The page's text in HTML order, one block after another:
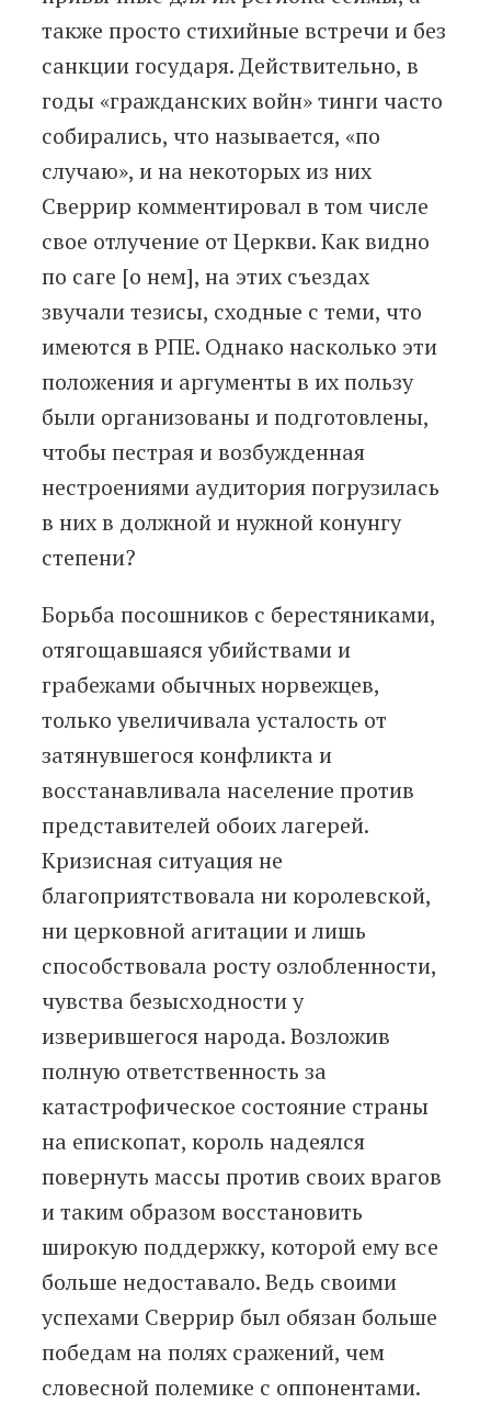
также просто стихийные встречи и без
санкции государя. Действительно, в
годы «гражданских войн» тинги часто
собирались, что называется, «по
случаю», и на некоторых из них
Сверрир комментировал в том числе
свое отлучение от Церкви. Как видно
по саге [о нем], на этих съездах
звучали тезисы, сходные с теми, что
имеются в РПЕ. Однако насколько эти
положения и аргументы в их пользу
были организованы и подготовлены,
чтобы пестрая и возбужденная
нестроениями аудитория погрузилась
в них в должной и нужной конунгу
степени?
Борьба посошников с берестяниками,
отягощавшаяся убийствами и
грабежами обычных норвежцев,
только увеличивала усталость от
затянувшегося конфликта и
восстанавливала население против
представителей обоих лагерей.
Кризисная ситуация не
благоприятствовала ни королевской,
ни церковной агитации и лишь
способствовала росту озлобленности,
чувства безысходности у
изверившегося народа. Возложив
полную ответственность за
катастрофическое состояние страны
на епископат, король надеялся
повернуть массы против своих врагов
и таким образом восстановить
широкую поддержку, которой ему все
больше недоставало. Ведь своими
успехами Сверрир был обязан больше
победам на полях сражений, чем
словесной полемике с оппонентами.